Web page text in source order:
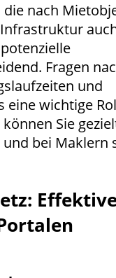
nach
Fragen
und
wichtige
Sie
bei Maklern